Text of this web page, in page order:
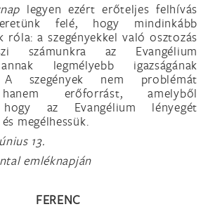
legyen ezért erőteljes felhívás
felé, hogy mindinkább
róla: a szegényekkel való osztozás
számunkra az Evangélium
legmélyebb igazságának
A szegények nem problémát
erőforrást, amelyből
hogy az Evangélium lényegét
megélhessük.
13.
emléknapján
FERENC